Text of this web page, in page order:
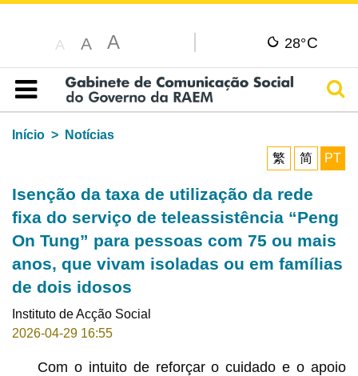
A A A 28°C
Índice
Início
Notícias
繁
简 PT
Isenção da taxa de utilização da rede
fixa do serviço de teleassistência “Peng
On Tung” para pessoas com 75 ou mais
anos, que vivam isoladas ou em famílias
de dois idosos
Instituto de Acção Social
2026-04-29 16:55
Com o intuito de reforçar o cuidado e o apoio